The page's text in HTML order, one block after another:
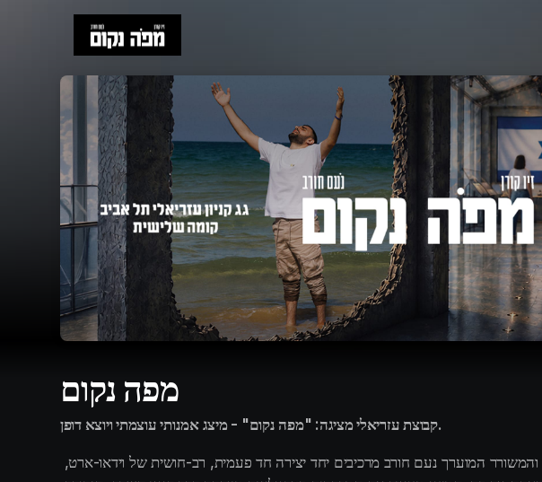
Skip header
מפה נקום
קבוצת עזריאלי מציגה: "מפה נקום" - מיצג אמנותי עוצמתי ויוצא דופן.